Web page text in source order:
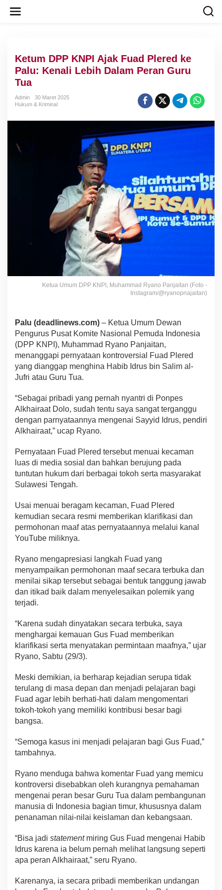
Ketum DPP KNPI Ajak Fuad Plered ke
Palu: Kenali Lebih Dalam Peran Guru
Tua
Admin
30 Maret 2025
Hukum & Kriminal
Ketua Umum DPP KNPI, Muhammad Ryano Panjaitan (Foto -
Instagram/@ryanopnajaitan)
Palu (deadlinews.com) – Ketua Umum Dewan
Pengurus Pusat Komite Nasional Pemuda Indonesia
(DPP KNPI), Muhammad Ryano Panjaitan,
menanggapi pernyataan kontroversial Fuad Plered
yang dianggap menghina Habib Idrus bin Salim al-
Jufri atau Guru Tua.
“Sebagai pribadi yang pernah nyantri di Ponpes
Alkhairaat Dolo, sudah tentu saya sangat terganggu
dengan parnyataannya mengenai Sayyid Idrus, pendiri
Alkhairaat,” ucap Ryano.
Pernyataan Fuad Plered tersebut menuai kecaman
luas di media sosial dan bahkan berujung pada
tuntutan hukum dari berbagai tokoh serta masyarakat
Sulawesi Tengah.
Usai menuai beragam kecaman, Fuad Plered
kemudian secara resmi memberikan klarifikasi dan
permohonan maaf atas pernyataannya melalui kanal
YouTube miliknya.
Ryano mengapresiasi langkah Fuad yang
menyampaikan permohonan maaf secara terbuka dan
menilai sikap tersebut sebagai bentuk tanggung jawab
dan itikad baik dalam menyelesaikan polemik yang
terjadi.
“Karena sudah dinyatakan secara terbuka, saya
menghargai kemauan Gus Fuad memberikan
klarifikasi serta menyatakan permintaan maafnya,” ujar
Ryano, Sabtu (29/3).
Meski demikian, ia berharap kejadian serupa tidak
terulang di masa depan dan menjadi pelajaran bagi
Fuad agar lebih berhati-hati dalam mengomentari
tokoh-tokoh yang memiliki kontribusi besar bagi
bangsa.
“Semoga kasus ini menjadi pelajaran bagi Gus Fuad,”
tambahnya.
Ryano menduga bahwa komentar Fuad yang memicu
kontroversi disebabkan oleh kurangnya pemahaman
mengenai peran besar Guru Tua dalam pembangunan
manusia di Indonesia bagian timur, khususnya dalam
penanaman nilai-nilai keislaman dan kebangsaan.
“Bisa jadi statementmiring Gus Fuad mengenai Habib
Idrus karena ia belum pernah melihat langsung seperti
apa peran Alkhairaat,” seru Ryano.
Karenanya, ia secara pribadi memberikan undangan